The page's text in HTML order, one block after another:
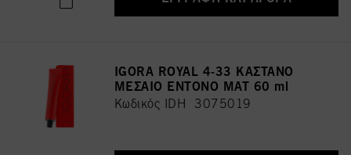
IGORA ROYAL 4-33 ΚΑΣΤΑΝΟ
ΜΕΣΑΙΟ ΕΝΤΟΝΟ ΜΑΤ 60 ml
Κωδικός IDH 3075019